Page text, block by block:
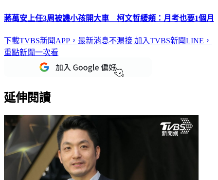
蔣萬安上任3周被譏小孩開大車 柯文哲緩頰：月考也要1個月
下載TVBS新聞APP，最新消息不漏接 加入TVBS新聞LINE，
重點新聞一次看
延伸閱讀